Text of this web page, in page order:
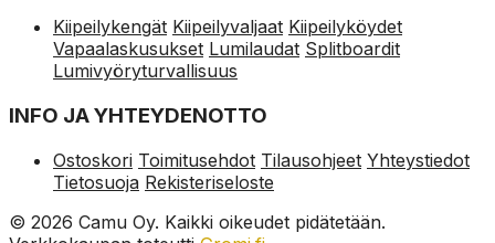
Kiipeilykengät Kiipeilyvaljaat Kiipeilyköydet
Vapaalaskusukset Lumilaudat Splitboardit
Lumivyöryturvallisuus
INFO JA YHTEYDENOTTO
Ostoskori Toimitusehdot Tilausohjeet Yhteystiedot
Tietosuoja Rekisteriseloste
© 2026 Camu Oy. Kaikki oikeudet pidätetään.